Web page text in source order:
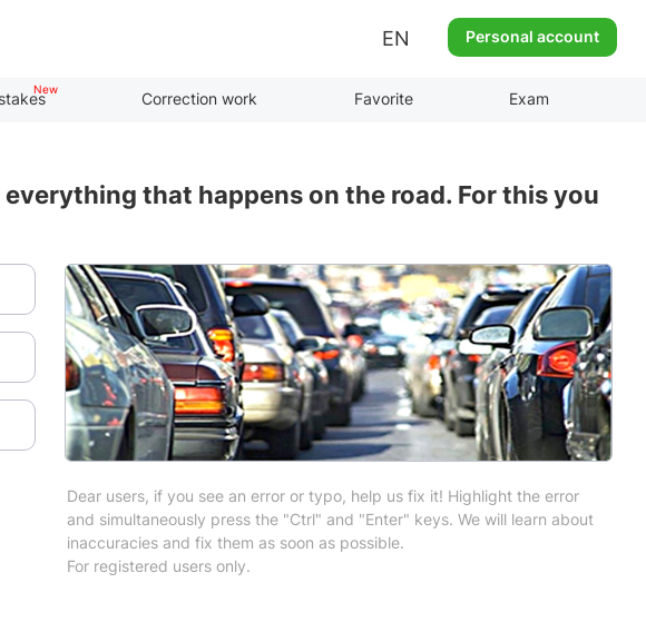
EN Personal account
Correction work Favorite Exam
that happens on the road. For this you
Dear users, if you see an error or typo, help us fix it! Highlight the error
and simultaneously press the "Ctrl" and "Enter" keys. We will learn about
inaccuracies and fix them as soon as possible.
For registered users only.